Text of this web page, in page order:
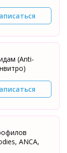
(Аnti-
ANCA,